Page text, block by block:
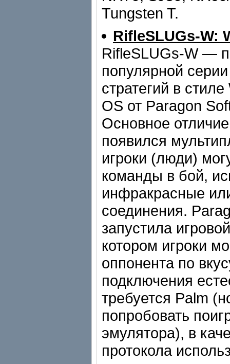
Tungsten T.
RifleSLUGs-W:
RifleSLUGs-W —
популярной
стратегий в
OS от Paragon
Основное
появился
игроки (люди)
команды в бой,
инфракрасные
соединения.
запустила
котором игроки
оппонента по
подключения
требуется Palm
попробовать
эмулятора), в
протокола